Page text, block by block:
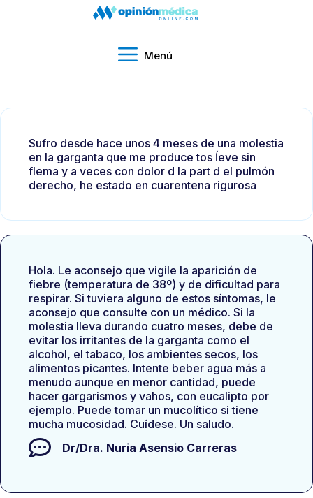
Menú
Sufro desde hace unos 4 meses de una molestia
en la garganta que me produce tos ĺeve sin
flema y a veces con dolor d la part d el pulmón
derecho, he estado en cuarentena rigurosa
Hola. Le aconsejo que vigile la aparición de
fiebre (temperatura de 38º) y de dificultad para
respirar. Si tuviera alguno de estos síntomas, le
aconsejo que consulte con un médico. Si la
molestia lleva durando cuatro meses, debe de
evitar los irritantes de la garganta como el
alcohol, el tabaco, los ambientes secos, los
alimentos picantes. Intente beber agua más a
menudo aunque en menor cantidad, puede
hacer gargarismos y vahos, con eucalipto por
ejemplo. Puede tomar un mucolítico si tiene
mucha mucosidad. Cuídese. Un saludo.
Dr/Dra. Nuria Asensio Carreras